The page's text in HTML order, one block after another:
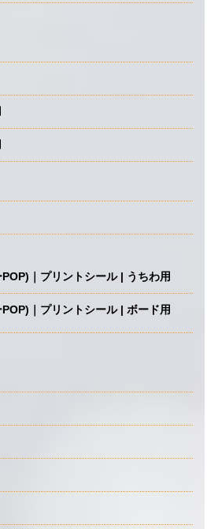
｜プリントシール | うちわ用
｜プリントシール | ボード用